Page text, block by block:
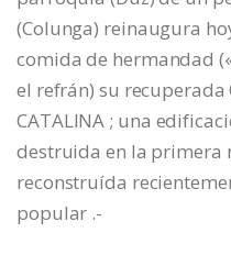
(Colunga) reinaugura
comida de hermandad
el refrán) su recuperada
CATALINA ; una
destruida en la primera
reconstruída
popular .-